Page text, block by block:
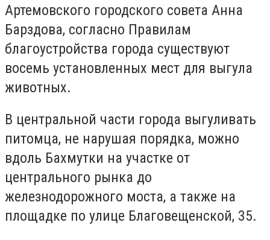
Артемовского городского совета Анна
Барздова, согласно Правилам
благоустройства города существуют
восемь установленных мест для выгула
животных.
В центральной части города выгуливать
питомца, не нарушая порядка, можно
вдоль Бахмутки на участке от
центрального рынка до
железнодорожного моста, а также на
площадке по улице Благовещенской, 35.